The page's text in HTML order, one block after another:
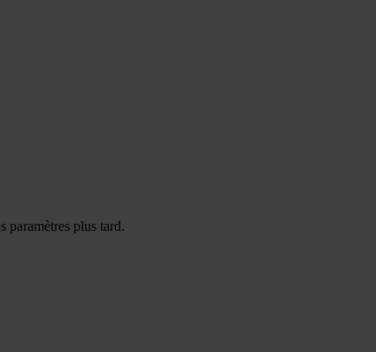
paramètres plus tard.